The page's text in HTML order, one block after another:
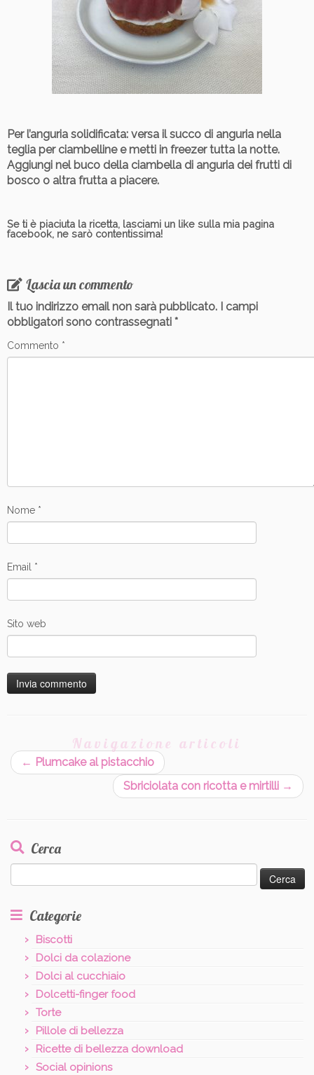
Per l’anguria solidificata: versa il succo di anguria nella
teglia per ciambelline e metti in freezer tutta la notte.
Aggiungi nel buco della ciambella di anguria dei frutti di
bosco o altra frutta a piacere.
Se ti è piaciuta la ricetta, lasciami un like sulla mia pagina
facebook, ne sarò contentissima!
Lascia un commento
Il tuo indirizzo email non sarà pubblicato. I campi
obbligatori sono contrassegnati *
Commento *
Nome *
Email *
Sito web
Navigazione articoli
← Plumcake al pistacchio
Sbriciolata con ricotta e mirtilli →
Cerca
per:
Categorie
Biscotti
Dolci da colazione
Dolci al cucchiaio
Dolcetti-finger food
Torte
Pillole di bellezza
Ricette di bellezza download
Social opinions